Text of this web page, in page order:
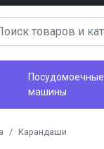
Посудомоечные
машины
Карандаши